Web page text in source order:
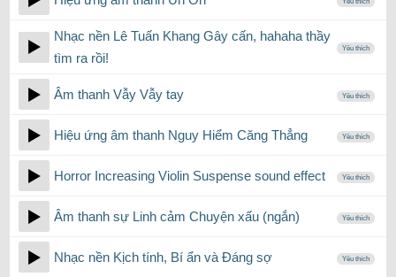
Nhạc nền Lê Tuấn Khang Gây cấn, hahaha thầy
tìm ra rồi!
Yêu thích
Âm thanh Vẫy Vẫy tay Yêu thích
Hiệu ứng âm thanh Nguy Hiểm Căng Thẳng Yêu thích
Horror Increasing Violin Suspense sound effect Yêu thích
Âm thanh sự Linh cảm Chuyện xấu (ngắn) Yêu thích
Nhạc nền Kịch tính, Bí ẩn và Đáng sợ Yêu thích